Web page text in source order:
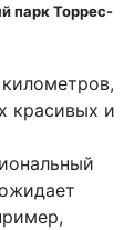
парк Торрес-
красивых и